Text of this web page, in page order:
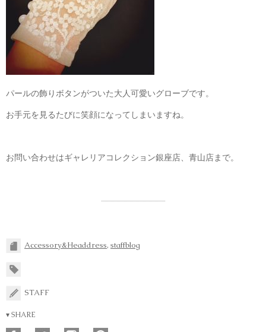
パールの飾りボタンがついた大人可愛いグローブです。
お手元を見るたびに笑顔になってしまいますね。
お問い合わせはギャレリアコレクション銀座店、青山店まで。
Accessory&Headdress, staffblog
STAFF
▾ SHARE